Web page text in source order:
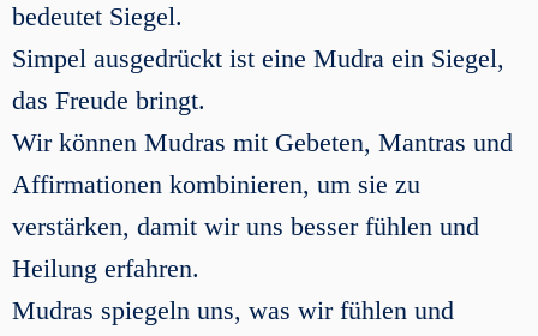
bedeutet Siegel.
Simpel ausgedrückt ist eine Mudra ein Siegel,
das Freude bringt.
Wir können Mudras mit Gebeten, Mantras und
Affirmationen kombinieren, um sie zu
verstärken, damit wir uns besser fühlen und
Heilung erfahren.
Mudras spiegeln uns, was wir fühlen und